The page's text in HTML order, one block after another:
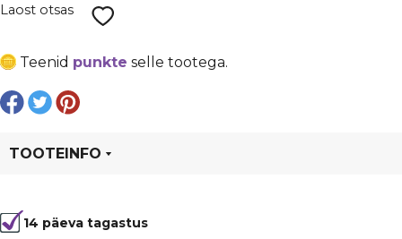
Laost otsas
Teenid punkte selle tootega.
TOOTEINFO
Värvus
Hõbedane
14 päeva tagastus